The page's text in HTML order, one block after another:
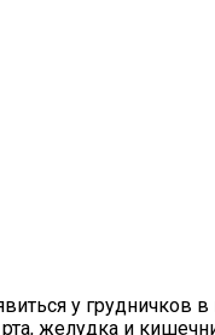
у
желудка и